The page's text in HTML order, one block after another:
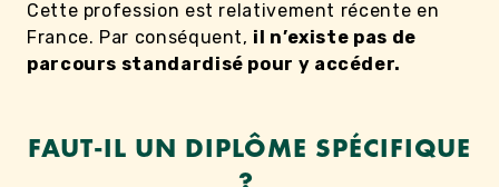
Cette profession est relativement récente en
France. Par conséquent, il n’existe pas de
parcours standardisé pour y accéder.
FAUT-IL UN DIPLÔME SPÉCIFIQUE